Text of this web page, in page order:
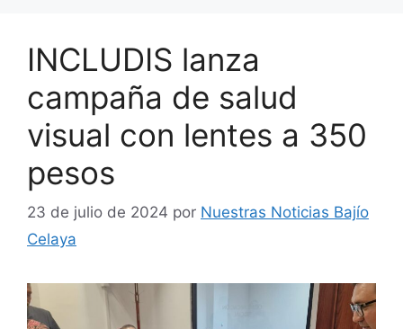
INCLUDIS lanza
campaña de salud
visual con lentes a 350
pesos
23 de julio de 2024 por Nuestras Noticias Bajío
Celaya